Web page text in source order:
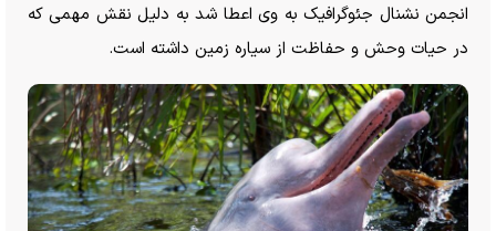
انجمن نشنال جئوگرافیک به وی اعطا شد به دلیل نقش مهمی که
در حیات وحش و حفاظت از سیاره زمین داشته است.